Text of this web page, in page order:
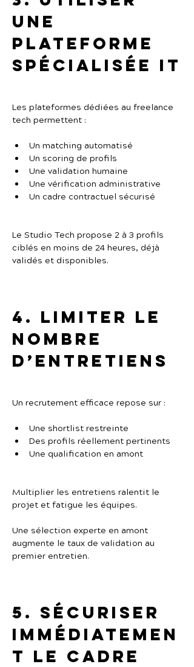
une
plateforme
spécialisée IT
Les plateformes dédiées au freelance
tech permettent :
Un matching automatisé
Un scoring de profils
Une validation humaine
Une vérification administrative
Un cadre contractuel sécurisé
Le Studio Tech propose 2 à 3 profils
ciblés en moins de 24 heures, déjà
validés et disponibles.
4. Limiter le
nombre
d’entretiens
Un recrutement efficace repose sur :
Une shortlist restreinte
Des profils réellement pertinents
Une qualification en amont
Multiplier les entretiens ralentit le
projet et fatigue les équipes.
Une sélection experte en amont
augmente le taux de validation au
premier entretien.
5. Sécuriser
immédiatemen
t le cadre